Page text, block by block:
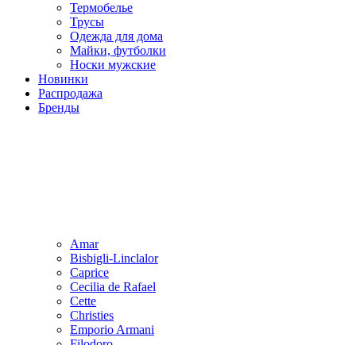
Термобелье
Трусы
Одежда для дома
Майки, футболки
Носки мужские
Новинки
Распродажа
Бренды
Amar
Bisbigli-Linclalor
Caprice
Cecilia de Rafael
Cette
Christies
Emporio Armani